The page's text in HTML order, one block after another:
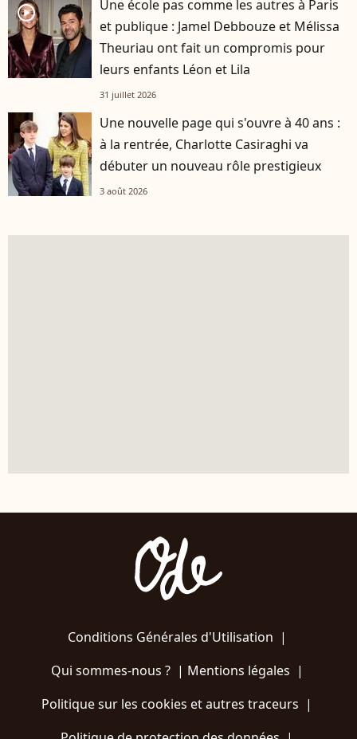
player2
Une école pas comme les autres à Paris
et publique : Jamel Debbouze et Mélissa
Theuriau ont fait un compromis pour
leurs enfants Léon et Lila
31 juillet 2026
Une nouvelle page qui s'ouvre à 40 ans :
à la rentrée, Charlotte Casiraghi va
débuter un nouveau rôle prestigieux
3 août 2026
Conditions Générales d'Utilisation |
Qui sommes-nous ?| Mentions légales |
Politique sur les cookies et autres traceurs |